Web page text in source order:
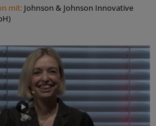
mit: Johnson & Johnson Innovative